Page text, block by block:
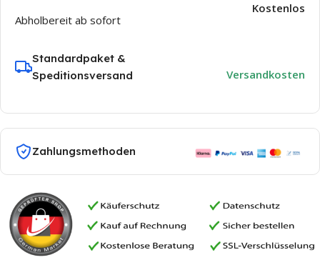
Abholbereit ab sofort
Kostenlos
Standardpaket &
Speditionsversand
Versandkosten
Zahlungsmethoden